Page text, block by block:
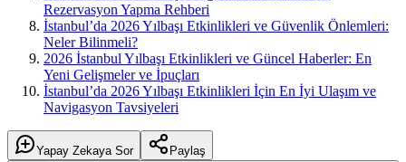
Rezervasyon Yapma Rehberi
İstanbul’da 2026 Yılbaşı Etkinlikleri ve Güvenlik Önlemleri:
Neler Bilinmeli?
2026 İstanbul Yılbaşı Etkinlikleri ve Güncel Haberler: En
Yeni Gelişmeler ve İpuçları
İstanbul’da 2026 Yılbaşı Etkinlikleri İçin En İyi Ulaşım ve
Navigasyon Tavsiyeleri
Yapay Zekaya Sor
Paylaş